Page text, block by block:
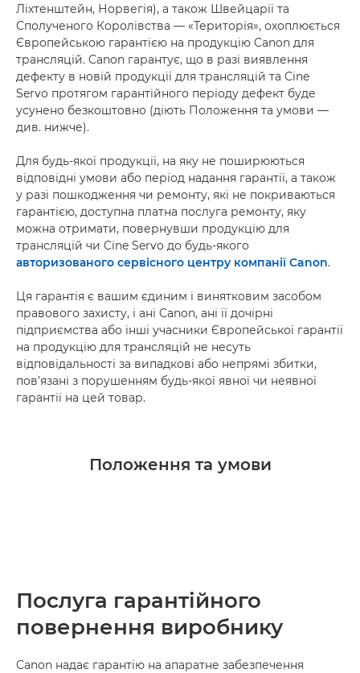
Ліхтенштейн, Норвегія), а також Швейцарії та
Сполученого Королівства — «Територія», охоплюється
Європейською гарантією на продукцію Canon для
трансляцій. Canon гарантує, що в разі виявлення
дефекту в новій продукції для трансляцій та Cine
Servo протягом гарантійного періоду дефект буде
усунено безкоштовно (діють Положення та умови —
див. нижче).
Для будь-якої продукції, на яку не поширюються
відповідні умови або період надання гарантії, а також
у разі пошкодження чи ремонту, які не покриваються
гарантією, доступна платна послуга ремонту, яку
можна отримати, повернувши продукцію для
трансляцій чи Cine Servo до будь-якого
авторизованого сервісного центру компанії Canon.
Ця гарантія є вашим єдиним і винятковим засобом
правового захисту, і ані Canon, ані її дочірні
підприємства або інші учасники Європейської гарантії
на продукцію для трансляцій не несуть
відповідальності за випадкові або непрямі збитки,
пов’язані з порушенням будь-якої явної чи неявної
гарантії на цей товар.
Положення та умови
Послуга гарантійного
повернення виробнику
Canon надає гарантію на апаратне забезпечення